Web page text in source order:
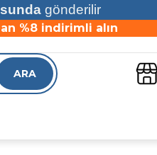
gönderilir
%8 indirimli alın
%8 indirimli alın
ARA